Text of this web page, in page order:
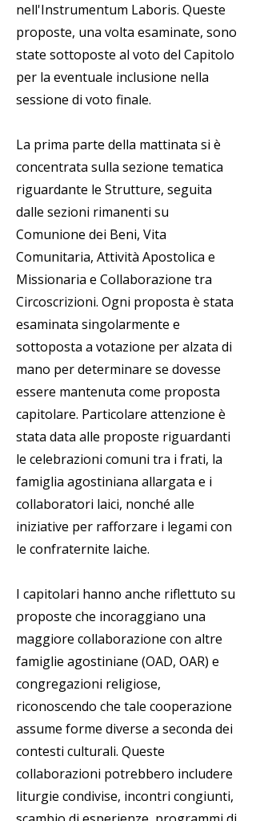
nell'Instrumentum Laboris. Queste
proposte, una volta esaminate, sono
state sottoposte al voto del Capitolo
per la eventuale inclusione nella
sessione di voto finale.
La prima parte della mattinata si è
concentrata sulla sezione tematica
riguardante le Strutture, seguita
dalle sezioni rimanenti su
Comunione dei Beni, Vita
Comunitaria, Attività Apostolica e
Missionaria e Collaborazione tra
Circoscrizioni. Ogni proposta è stata
esaminata singolarmente e
sottoposta a votazione per alzata di
mano per determinare se dovesse
essere mantenuta come proposta
capitolare. Particolare attenzione è
stata data alle proposte riguardanti
le celebrazioni comuni tra i frati, la
famiglia agostiniana allargata e i
collaboratori laici, nonché alle
iniziative per rafforzare i legami con
le confraternite laiche.
I capitolari hanno anche riflettuto su
proposte che incoraggiano una
maggiore collaborazione con altre
famiglie agostiniane (OAD, OAR) e
congregazioni religiose,
riconoscendo che tale cooperazione
assume forme diverse a seconda dei
contesti culturali. Queste
collaborazioni potrebbero includere
liturgie condivise, incontri congiunti,